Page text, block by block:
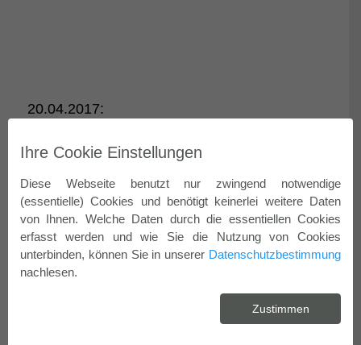
20.04.2017:
Zander und 20 kg Barsch in den Dieksee
Ihre Cookie Einstellungen
Diese Webseite benutzt nur zwingend notwendige
(essentielle) Cookies und benötigt keinerlei weitere Daten
von Ihnen. Welche Daten durch die essentiellen Cookies
erfasst werden und wie Sie die Nutzung von Cookies
unterbinden, können Sie in unserer Datenschutzbestimmung
nachlesen.
Zustimmen